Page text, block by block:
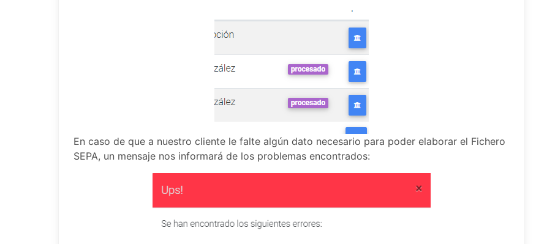
En caso de que a nuestro cliente le falte algún dato necesario para poder elaborar el Fichero
SEPA, un mensaje nos informará de los problemas encontrados: